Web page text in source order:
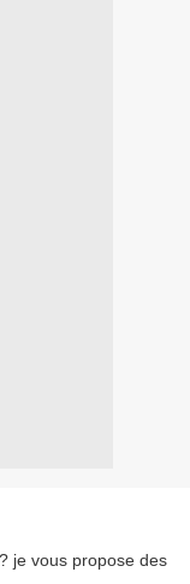
je vous propose des